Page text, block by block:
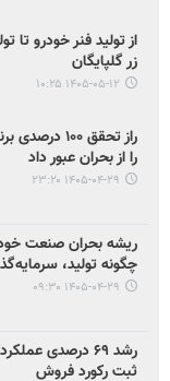
از تولید فنر خودرو
زر گلپایگان
۱۴۰۵-۰۵-۱۲ ۱۰:۲۵
راز تحقق
را از بحران عبور داد
۱۴۰۵-۰۴-۲۹ ۲۳:۲۰
ریشه بحران صنعت
چگونه تولید،
۱۴۰۵-۰۴-۲۹ ۰۹:۳۰
رشد ۶۹ درصدی
ثبت رکورد فروش